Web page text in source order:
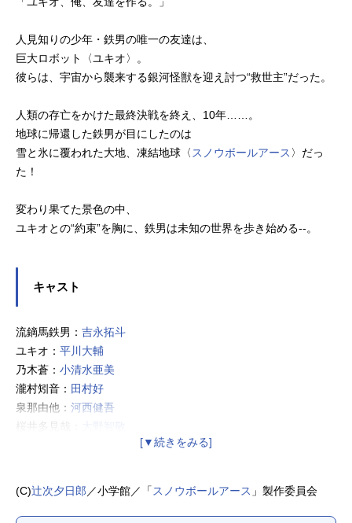
人見知りの少年・鉄男の唯一の友達は、
巨大ロボット〈ユキオ〉。
彼らは、宇宙から襲来する銀河怪獣を迎え討つ“救世主”だった。
人類の存亡をかけた最終決戦を終え、10年……。
地球に帰還した鉄男が目にしたのは
雪と氷に覆われた大地、凍結地球〈 スノウボールアース 〉だっ
た！
変わり果てた景色の中、
ユキオとの“約束”を胸に、鉄男は未知の世界を歩き始める--。
キャスト
流鏑馬鉄男： 吉永拓斗
ユキオ： 平川大輔
乃木蒼： 小清水亜美
瀧村矧音： 田村好
泉那由他： 河西健吾
桜井多見哉：
西園寺真琴：
森永千才
相模逸石：杉田智和
(C)辻次夕日郎 ／小学館／「 スノウボールアース 」製作委員会